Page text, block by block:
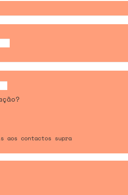
aos contactos supra